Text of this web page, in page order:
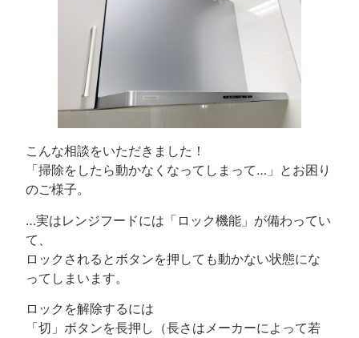
こんな相談をいただきました！
「掃除をしたら動かなくなってしまって…」とお困り
のご様子。
…実はレンジフードには「ロック機能」が備わってい
て、
ロックされるとボタンを押しても動かない状態にな
ってしまいます。
ロックを解除するには
「切」ボタンを長押し（長さはメーカーによって若